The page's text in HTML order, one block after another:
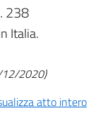
238
Italia.
2020)
atto intero